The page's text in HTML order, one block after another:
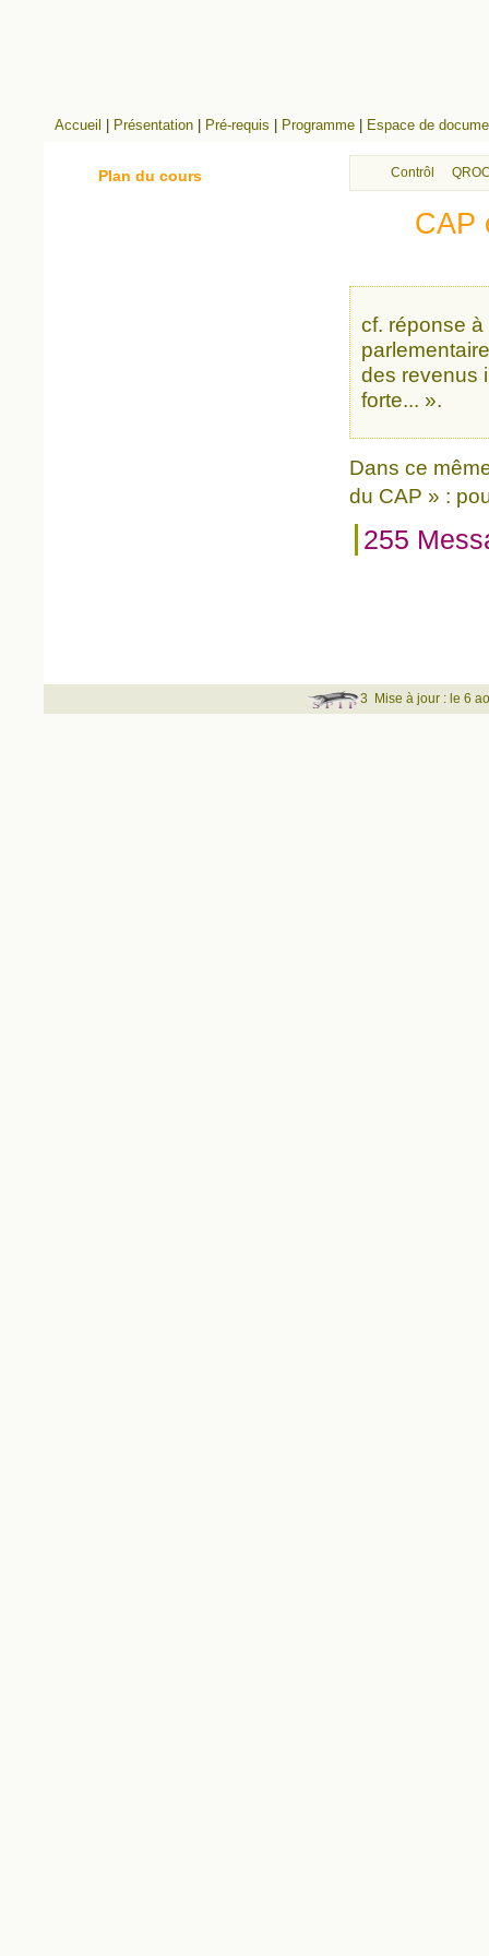
Accueil Présentation Pré-requis Programme Espace de
Contrôle continu
CAP
cf. réponse à
des revenus
forte... ».
Dans ce
du CAP » :
255
Plan du cours
3 Mise à jour : le 6